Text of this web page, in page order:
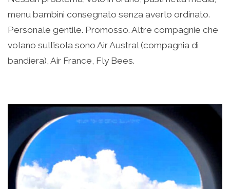
menu bambini consegnato senza averlo ordinato.
Personale gentile. Promosso. Altre compagnie che
volano sull’isola sono Air Austral (compagnia di
bandiera), Air France, Fly Bees.